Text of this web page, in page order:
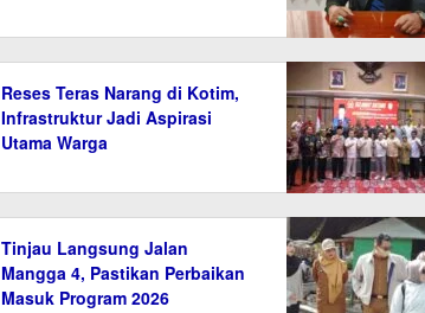
Reses Teras Narang di Kotim,
Infrastruktur Jadi Aspirasi
Utama Warga
Tinjau Langsung Jalan
Mangga 4, Pastikan Perbaikan
Masuk Program 2026